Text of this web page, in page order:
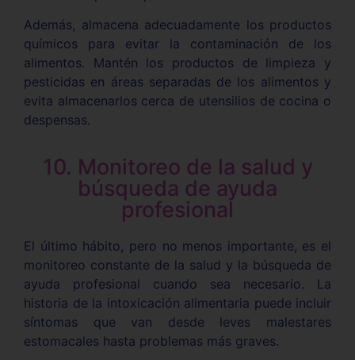
Además, almacena adecuadamente los productos
químicos para evitar la contaminación de los
alimentos. Mantén los productos de limpieza y
pesticidas en áreas separadas de los alimentos y
evita almacenarlos cerca de utensilios de cocina o
despensas.
10. Monitoreo de la salud y
búsqueda de ayuda
profesional
El último hábito, pero no menos importante, es el
monitoreo constante de la salud y la búsqueda de
ayuda profesional cuando sea necesario. La
historia de la intoxicación alimentaria puede incluir
síntomas que van desde leves malestares
estomacales hasta problemas más graves.